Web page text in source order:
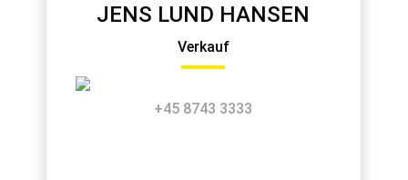
JENS LUND HANSEN
Verkauf
+45 8743 3333